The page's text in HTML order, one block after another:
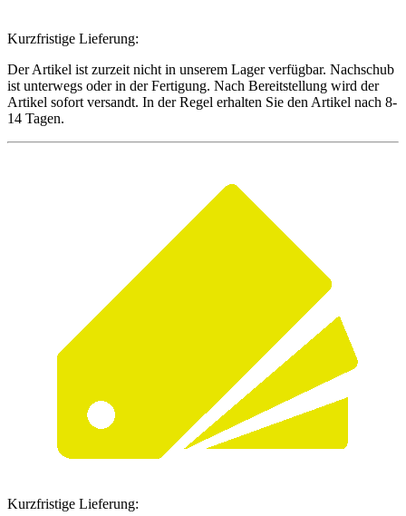
Kurzfristige Lieferung:
Der Artikel ist zurzeit nicht in unserem Lager verfügbar. Nachschub
ist unterwegs oder in der Fertigung. Nach Bereitstellung wird der
Artikel sofort versandt. In der Regel erhalten Sie den Artikel nach 8-
14 Tagen.
Kurzfristige Lieferung: